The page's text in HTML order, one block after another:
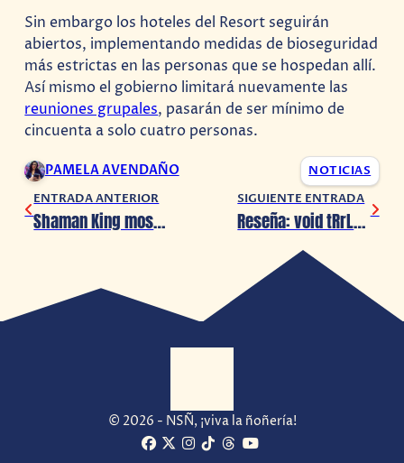
Sin embargo los hoteles del Resort seguirán
abiertos, implementando medidas de bioseguridad
más estrictas en las personas que se hospedan allí.
Así mismo el gobierno limitará nuevamente las
reuniones grupales, pasarán de ser mínimo de
cincuenta a solo cuatro personas.
PAMELA AVENDAÑO
NOTICIAS
ENTRADA ANTERIOR
Shaman King mostrará mas información sobre su nuevo proyecto el 23 de julio
SIGUIENTE ENTRADA
Reseña: void tRrLM(); //Void Terrarium (Nintendo Switch)
© 2026 - NSÑ, ¡viva la ñoñería!